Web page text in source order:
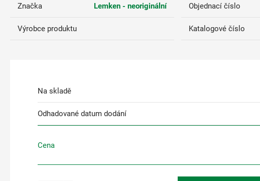
Značka Lemken - neoriginální Objednací číslo
Výrobce produktu Katalogové číslo
Na skladě
Odhadované datum dodání
Cena